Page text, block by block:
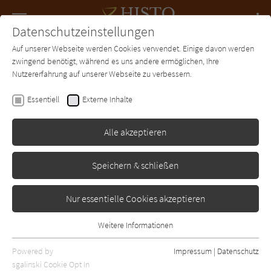
SUCHE Forum Charts Newsletter
James Clavell
Gai-Jin
Erschienen: Januar 1993 Bibliogr. Angaben
Datenschutzeinstellungen
Auf unserer Webseite werden Cookies verwendet. Einige davon werden
zwingend benötigt, während es uns andere ermöglichen, Ihre
Nutzererfahrung auf unserer Webseite zu verbessern.
Essentiell Externe Inhalte
Alle akzeptieren
Speichern & schließen
Nur essentielle Cookies akzeptieren
Essentielle Cookies werden für grundlegende Funktionen der
Webseite benötigt. Dadurch ist gewährleistet, dass die Webseite
Weitere Informationen
Powered by
sgalinski Cookie Opt In
Impressum | Datenschutz